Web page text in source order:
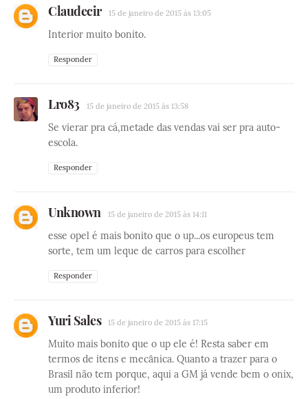
Claudecir 15 de janeiro de 2015 às 13:05
Interior muito bonito.
Responder
Lro83 15 de janeiro de 2015 às 13:58
Se vierar pra cá,metade das vendas vai ser pra auto-
escola.
Responder
Unknown 15 de janeiro de 2015 às 14:11
esse opel é mais bonito que o up...os europeus tem
sorte, tem um leque de carros para escolher
Responder
Yuri Sales 15 de janeiro de 2015 às 17:15
Muito mais bonito que o up ele é! Resta saber em
termos de itens e mecânica. Quanto a trazer para o
Brasil não tem porque, aqui a GM já vende bem o onix,
um produto inferior!